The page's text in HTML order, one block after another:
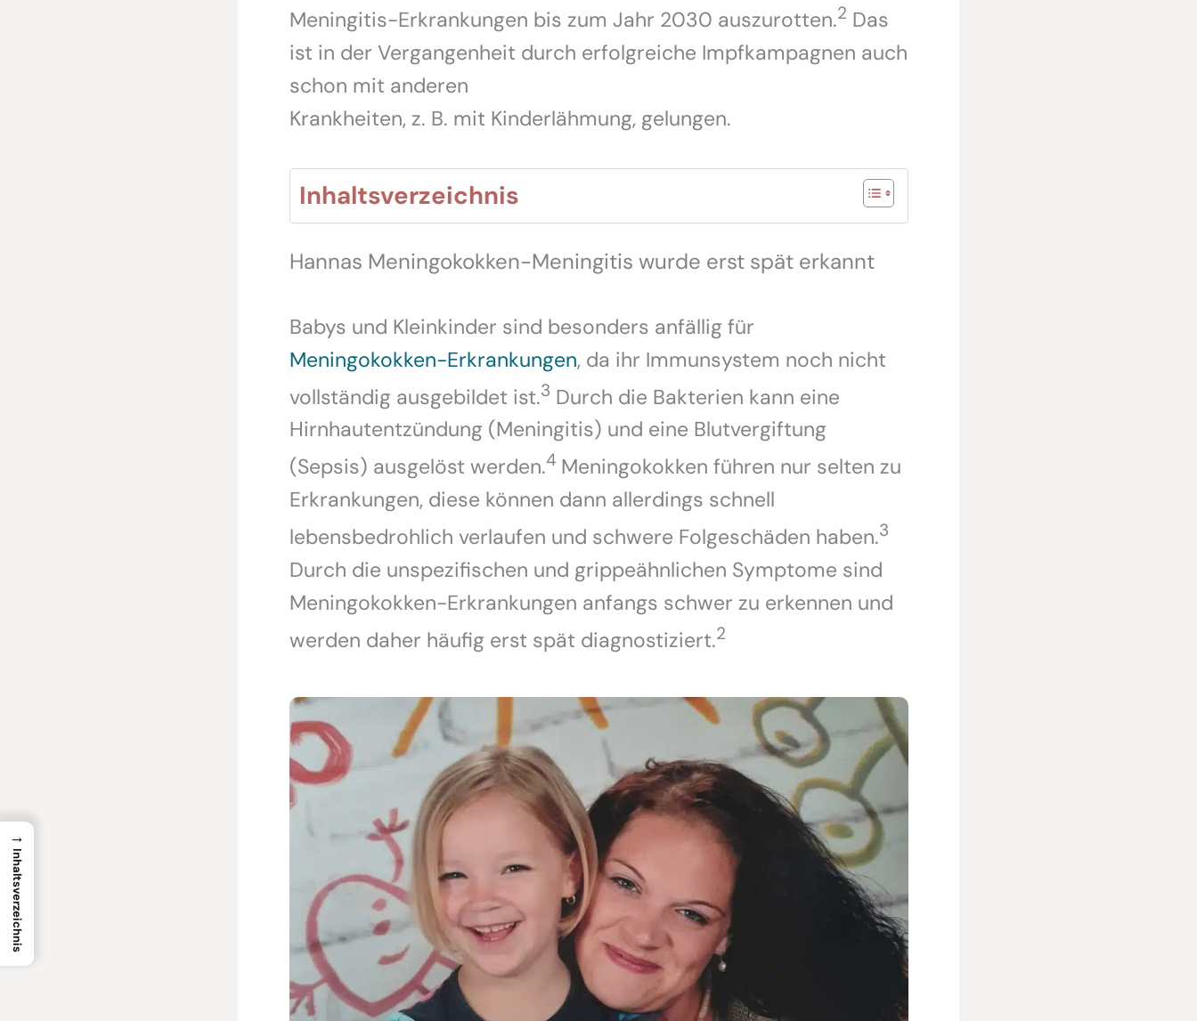
Meningitis-Erkrankungen bis zum Jahr 2030 auszurotten.2 Das
ist in der Vergangenheit durch erfolgreiche Impfkampagnen auch
schon mit anderen
Krankheiten, z. B. mit Kinderlähmung, gelungen.
Inhaltsverzeichnis
Hannas Meningokokken-Meningitis wurde erst spät erkannt
Babys und Kleinkinder sind besonders anfällig für
Meningokokken-Erkrankungen, da ihr Immunsystem noch nicht
vollständig ausgebildet ist.3 Durch die Bakterien kann eine
Hirnhautentzündung (Meningitis) und eine Blutvergiftung
(Sepsis) ausgelöst werden.4 Meningokokken führen nur selten zu
Erkrankungen, diese können dann allerdings schnell
lebensbedrohlich verlaufen und schwere Folgeschäden haben.3
Durch die unspezifischen und grippeähnlichen Symptome sind
Meningokokken-Erkrankungen anfangs schwer zu erkennen und
werden daher häufig erst spät diagnostiziert.2
→
Inhaltsverzeichnis